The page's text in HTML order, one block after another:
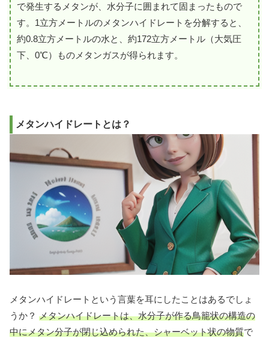
で発生するメタンが、水分子に囲まれて固まったもので
す。1立方メートルのメタンハイドレートを分解すると、
約0.8立方メートルの水と、約172立方メートル（大気圧
下、0℃）ものメタンガスが得られます。
メタンハイドレートとは？
メタンハイドレートという言葉を耳にしたことはあるでしょ
うか？ メタンハイドレートは、水分子が作る鳥籠状の構造の
中にメタン分子が閉じ込められた、シャーベット状の物質で